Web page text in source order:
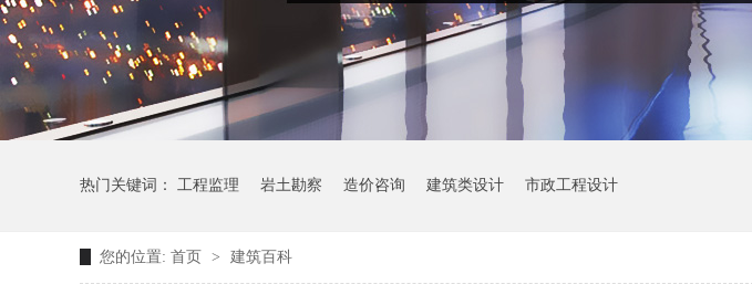
热门关键词： 工程监理 岩土勘察 造价咨询 建筑类设计 市政工程设计
您的位置: 首页 > 建筑百科